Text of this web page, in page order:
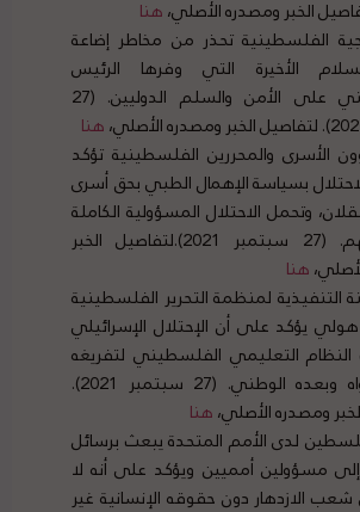
هنا
الفلسطينية تحذر من مخاطر إضاعة
الأخيرة التي وفرها الرئيس
الفلسطيني على الأمن والسلم الدوليين. (27
هنا
الأسرى والمحررين الفلسطينية تؤكد
بسياسة الإهمال الطبي بحق أسرى
وتحمل الاحتلال المسؤولية الكاملة
عن حياتهم. (27 سبتمبر 2021).لتفاصيل الخبر
هنا
التنفيذية لمنظمة التحرير الفلسطينية
يؤكد على أن الإحتلال الإسرائيلي
التعليمي الفلسطيني لتفريغه
من محتواه وبعده الوطني. (27 سبتمبر 2021).
ومصدره الأصلي،هنا
لدى الأمم المتحدة يبعث برسائل
مسؤولين أمميين ويؤكد على أنه لا
الازدهار دون حقوقه الإنسانية غير